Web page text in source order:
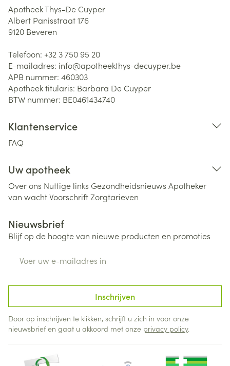
Apotheek Thys-De Cuyper
Albert Panisstraat 176
9120 Beveren
Telefoon: +32 3 750 95 20
E-mailadres: info@apotheekthys-decuyper.be
APB nummer: 460303
Apotheek titularis: Barbara De Cuyper
BTW nummer: BE0461434740
Klantenservice
FAQ
Uw apotheek
Over ons Nuttige links Gezondheidsnieuws Apotheker
van wachtVoorschriftZorgtarieven
Nieuwsbrief
Blijf op de hoogte van nieuwe producten en promoties
Inschrijven
Door op inschrijven te klikken, schrijft u zich in voor onze
nieuwsbrief en gaat u akkoord met onze privacy policy.